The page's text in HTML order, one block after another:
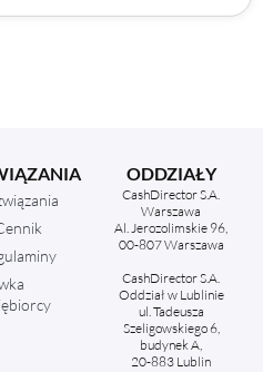
ODDZIAŁY
CashDirector S.A.
Warszawa
Al. Jerozolimskie 96,
00-807 Warszawa
CashDirector S.A.
Oddział w Lublinie
ul. Tadeusza
Szeligowskiego 6,
budynek A,
20-883 Lublin